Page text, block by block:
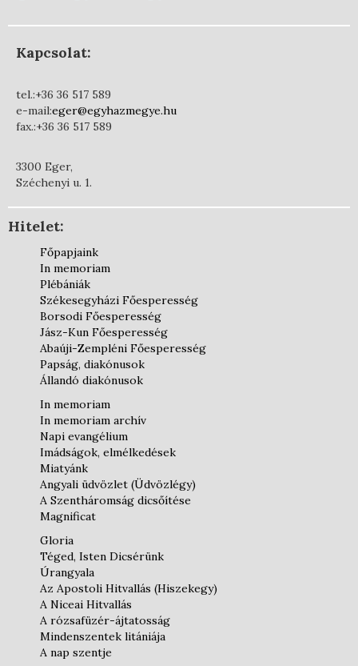
Kapcsolat:
tel.:+36 36 517 589
e-mail:eger@egyhazmegye.hu
fax.:+36 36 517 589
3300 Eger,
Széchenyi u. 1.
Hitelet:
Főpapjaink
In memoriam
Plébániák
Székesegyházi Főesperesség
Borsodi Főesperesség
Jász-Kun Főesperesség
Abaúji-Zempléni Főesperesség
Papság, diakónusok
Állandó diakónusok
In memoriam
In memoriam archív
Napi evangélium
Imádságok, elmélkedések
Miatyánk
Angyali üdvözlet (Üdvözlégy)
A Szentháromság dicsőítése
Magnificat
Gloria
Téged, Isten Dicsérünk
Úrangyala
Az Apostoli Hitvallás (Hiszekegy)
A Niceai Hitvallás
A rózsafüzér-ájtatosság
Mindenszentek litániája
A nap szentje